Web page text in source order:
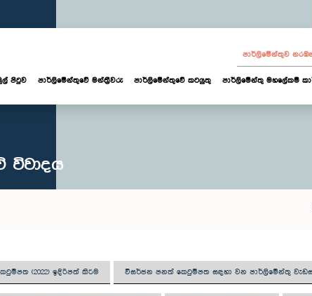
පාර්ලි‌මේන්තුව
පිටුව පාර්ලි‌මේන්තුවේ මන්ත්‍රීවරු පාර්ලිමේන්තුවේ කටයුතු පාර්ලිමේන්තු මහලේකම්
විවාදය
(2022) ඉදිරිපත් කිරීම විසර්ජන පනත් කෙටුම්පත සඳහා වන පාර්ලිමේන්තු